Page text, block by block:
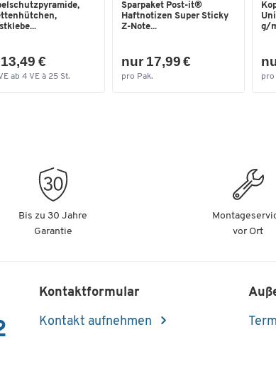
€
ab 4 VE à 25 St.
Sparpaket Post-it®
Haftnotizen Super Sticky
Z-Note...
nur 17,99 €
pro Pak.
g/
pro
Bis zu 30 Jahre
Garantie
vor Ort
Kontaktformular
Kontakt aufnehmen